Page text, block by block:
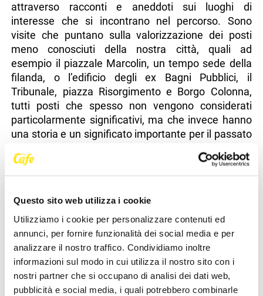
Questo sito web utilizza i cookie
Utilizziamo i cookie per personalizzare contenuti ed
annunci, per fornire funzionalità dei social media e per
analizzare il nostro traffico. Condividiamo inoltre
informazioni sul modo in cui utilizza il nostro sito con i
nostri partner che si occupano di analisi dei dati web,
pubblicità e social media, i quali potrebbero combinarle
attraverso racconti e aneddoti sui luoghi di
interesse che si incontrano nel percorso. Sono
visite che puntano sulla valorizzazione dei posti
meno conosciuti della nostra città, quali ad
esempio il piazzale Marcolin, un tempo sede della
filanda, o l’edificio degli ex Bagni Pubblici, il
Tribunale, piazza Risorgimento e Borgo Colonna,
tutti posti che spesso non vengono considerati
particolarmente significativi, ma che invece hanno
una storia e un significato importante per il passato
che vengono proposte in città, con un tono
accattivante e destinato ad un pubblico che va dai
bambini agli adulti, dai giovani agli anziani, offrendo
a tutti l’occasione di scoprire divertendosi alcuni
segreti su una Pordenone illuminata e resa magica
dalle luci del Natale.